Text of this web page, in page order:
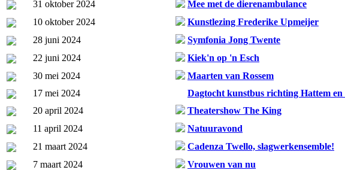
31 oktober 2024
Mee met de dierenambulance
10 oktober 2024
Kunstlezing Frederike Upmeijer
28 juni 2024
Symfonia Jong Twente
22 juni 2024
Kiek'n op 'n Esch
30 mei 2024
Maarten van Rossem
17 mei 2024
Dagtocht kunstbus richting Hattem
20 april 2024
Theatershow The King
11 april 2024
Natuuravond
21 maart 2024
Cadenza Twello, slagwerkensemble!
7 maart 2024
Vrouwen van nu